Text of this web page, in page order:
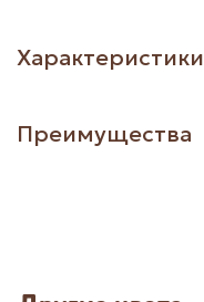
Характеристики
Преимущества